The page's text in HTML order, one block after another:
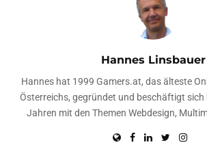
Hannes Linsbauer
Hannes hat 1999 Gamers.at, das älteste
Österreichs, gegründet und beschäftigt sich
Jahren mit den Themen Webdesign,